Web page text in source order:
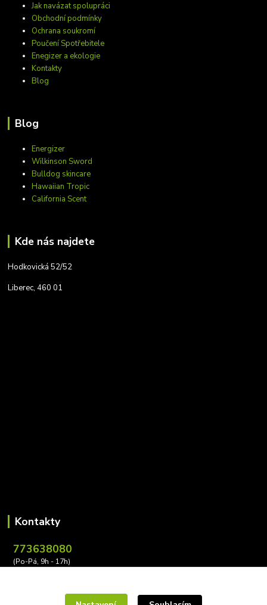
Jak navázat spolupráci
Obchodní podmínky
Ochrana soukromí
Poučení Spotřebitele
Enegizer a ekologie
Kontakty
Blog
Blog
Energizer
Wilkinson Sword
Bulldog skincare
Hawaiian Tropic
California Scent
Kde nás najdete
Hodkovická 52/52
Liberec, 460 01
Kontakty
773638080
(Po-Pá, 9h - 17h)